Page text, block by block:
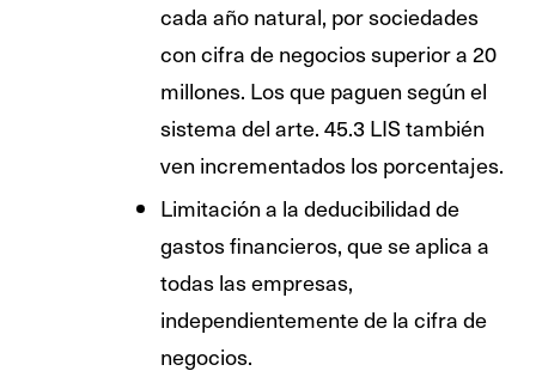
cada año natural, por sociedades
con cifra de negocios superior a 20
millones. Los que paguen según el
sistema del arte. 45.3 LIS también
ven incrementados los porcentajes.
Limitación a la deducibilidad de
gastos financieros, que se aplica a
todas las empresas,
independientemente de la cifra de
negocios.